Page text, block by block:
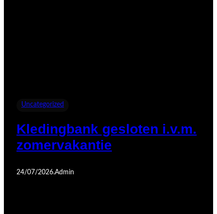
Uncategorized
Kledingbank gesloten i.v.m.
zomervakantie
24/07/2026.Admin